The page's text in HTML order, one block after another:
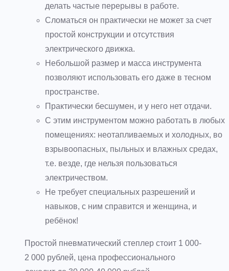
делать частые перерывы в работе.
Сломаться он практически не может за счет
простой конструкции и отсутствия
электрического движка.
Небольшой размер и масса инструмента
позволяют использовать его даже в тесном
пространстве.
Практически бесшумен, и у него нет отдачи.
С этим инструментом можно работать в любых
помещениях: неотапливаемых и холодных, во
взрывоопасных, пыльных и влажных средах,
т.е. везде, где нельзя пользоваться
электричеством.
Не требует специальных разрешений и
навыков, с ним справится и женщина, и
ребёнок!
Простой пневматический степлер стоит 1 000-
2 000 рублей, цена профессионального